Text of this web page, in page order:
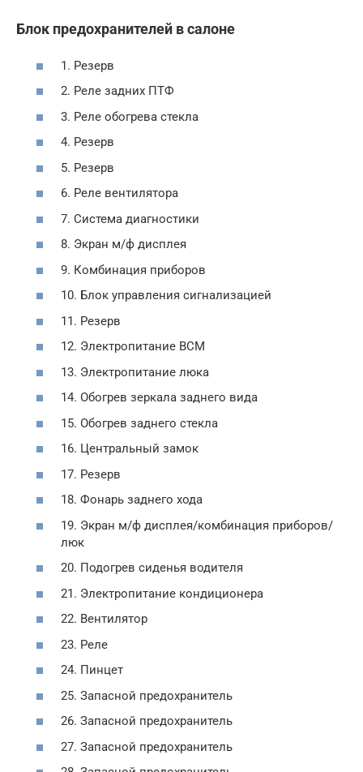
Блок предохранителей в салоне
1. Резерв
2. Реле задних ПТФ
3. Реле обогрева стекла
4. Резерв
5. Резерв
6. Реле вентилятора
7. Система диагностики
8. Экран м/ф дисплея
9. Комбинация приборов
10. Блок управления сигнализацией
11. Резерв
12. Электропитание ВСМ
13. Электропитание люка
14. Обогрев зеркала заднего вида
15. Обогрев заднего стекла
16. Центральный замок
17. Резерв
18. Фонарь заднего хода
19. Экран м/ф дисплея/комбинация приборов/
люк
20. Подогрев сиденья водителя
21. Электропитание кондиционера
22. Вентилятор
23. Реле
24. Пинцет
25. Запасной предохранитель
26. Запасной предохранитель
27. Запасной предохранитель